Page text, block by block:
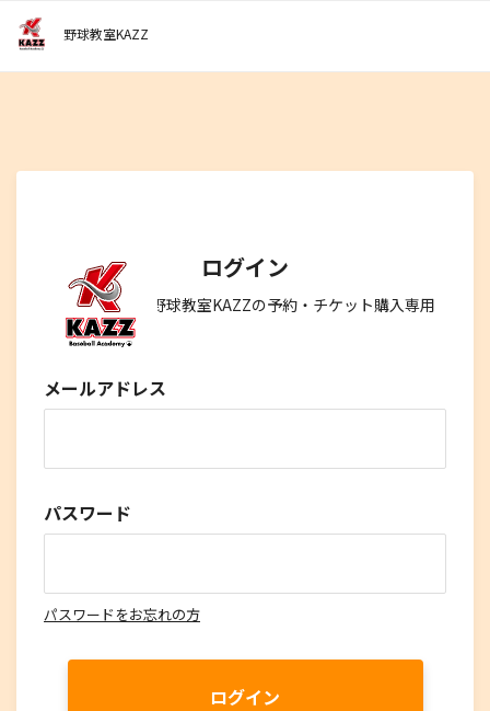
野球教室KAZZ
ログイン
このサイトは、野球教室KAZZの予約・チケット購入専用
サイトです。
メールアドレス
パスワード
パスワードをお忘れの方
ログイン